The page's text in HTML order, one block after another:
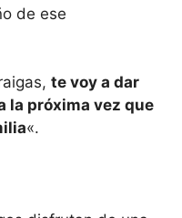
de ese
te voy a dar
la próxima vez que
«.